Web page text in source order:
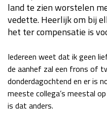
Race
Kwalificatie
GP SÃO PAULO 2026
land te zien worstelen
vedette. Heerlijk om bij
het ter compensatie is
Iedereen weet dat ik geen
de aanhef zal een frons of
donderdagochtend en er is
meeste collega’s meestal
is dat anders.